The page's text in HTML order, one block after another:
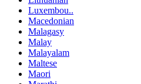
Luxembou..
Macedonian
Malagasy
Malay
Malayalam
Maltese
Maori